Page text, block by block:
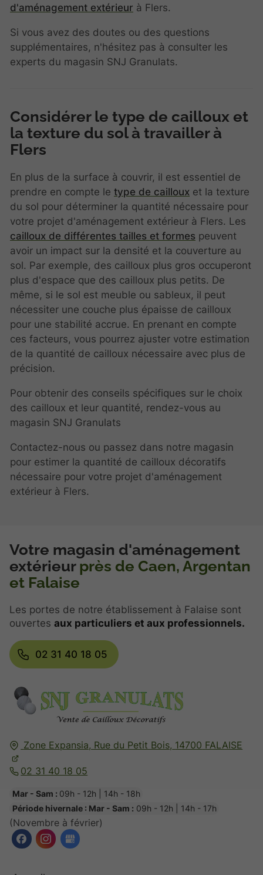
d'aménagement extérieur à Flers.
Si vous avez des doutes ou des questions
supplémentaires, n'hésitez pas à consulter les
experts du magasin SNJ Granulats.
Considérer le type de cailloux et
la texture du sol à travailler à
Flers
En plus de la surface à couvrir, il est essentiel de
prendre en compte le type de cailloux et la texture
du sol pour déterminer la quantité nécessaire pour
votre projet d'aménagement extérieur à Flers. Les
cailloux de différentes tailles et formes peuvent
avoir un impact sur la densité et la couverture au
sol. Par exemple, des cailloux plus gros occuperont
plus d'espace que des cailloux plus petits. De
même, si le sol est meuble ou sableux, il peut
nécessiter une couche plus épaisse de cailloux
pour une stabilité accrue. En prenant en compte
ces facteurs, vous pourrez ajuster votre estimation
de la quantité de cailloux nécessaire avec plus de
précision.
Pour obtenir des conseils spécifiques sur le choix
des cailloux et leur quantité, rendez-vous au
magasin SNJ Granulats
Contactez-nous ou passez dans notre magasin
pour estimer la quantité de cailloux décoratifs
nécessaire pour votre projet d'aménagement
extérieur à Flers.
Zone Expansia, Rue du Petit Bois, 14700 FALAISE
02 31 40 18 05
Mar - Sam : 09h - 12h | 14h - 18h
Période hivernale : Mar - Sam : 09h - 12h | 14h - 17h
(Novembre à février)
Votre magasin d'aménagement
extérieurprès de Caen, Argentan
et Falaise
Les portes de notre établissement à Falaise sont
ouvertes aux particuliers et aux professionnels.
02 31 40 18 05